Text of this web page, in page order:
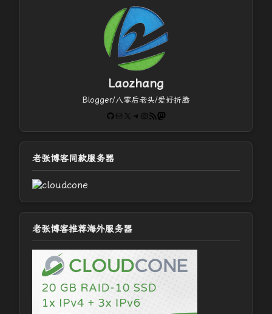
Laozhang
Blogger/八零后老头/爱好折腾
GitHub
电子邮件 X Telegram
Instagram
RSS FeedMastodon
老张博客同款服务器
老张博客推荐海外服务器